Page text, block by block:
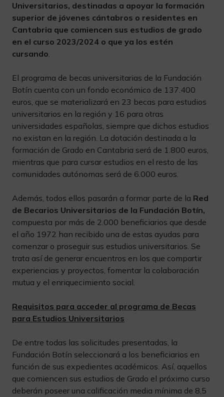
Universitarios, destinadas a apoyar la formación
superior de jóvenes cántabros o residentes en
Cantabria que comiencen sus estudios de grado
en el curso 2023/2024 o que ya los estén
cursando.
El programa de becas universitarias de la Fundación
Botín cuenta con un fondo económico de 137.400
euros, que se materializará en 23 becas para estudios
universitarios en la región y 16 para otras
universidades españolas, siempre que dichos estudios
no existan en la región. La dotación destinada a la
formación de Grado en Cantabria será de 1.800 euros,
mientras que para cursar estudios en el resto de las
comunidades autónomas será de 6.000 euros.
Además, todos ellos pasarán a formar parte de la Red
de Becarios Universitarios de la Fundación Botín,
compuesta por más de 2.000 beneficiarios que desde
el año 1972 han recibido una de estas ayudas para
comenzar o proseguir sus estudios universitarios. Se
trata así de generar encuentros en los que compartir
experiencias y proyectos, fomentar la colaboración
mutua y el enriquecimiento social.
Requisitos para acceder al programa de Becas
para Estudios Universitarios
De entre todas las solicitudes presentadas, la
Fundación Botín seleccionará a los beneficiarios en
función de sus expedientes académicos. Así, aquellos
que comiencen sus estudios de Grado el próximo curso
deberán poseer una calificación media mínima de 8,5